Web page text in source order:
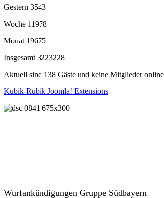
Gestern 3543
Woche 11978
Monat 19675
Insgesamt 3223228
Aktuell sind 138 Gäste und keine Mitglieder online
Kubik-Rubik Joomla! Extensions
Wurfankündigungen Gruppe Südbayern